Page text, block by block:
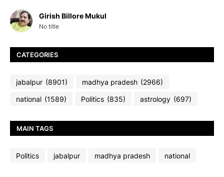
Girish Billore Mukul
No title
CATEGORIES
jabalpur (8901) madhya pradesh (2966)
national (1589) Politics (835) astrology (697)
MAIN TAGS
Politics jabalpur madhya pradesh national